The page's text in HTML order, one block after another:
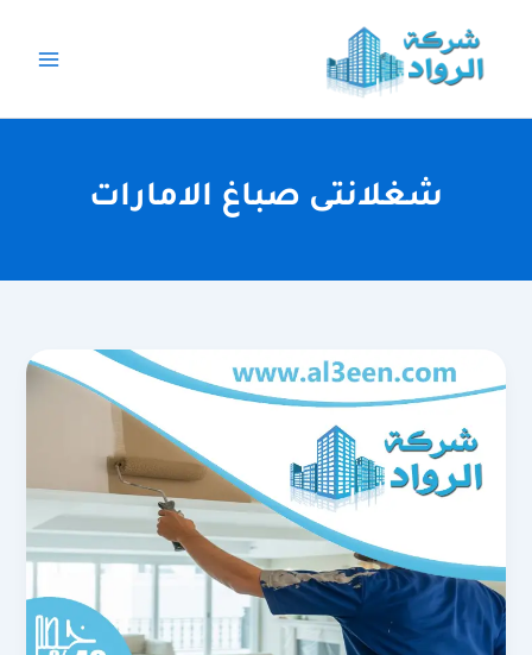
المحتوى
شغلانتى صباغ الامارات